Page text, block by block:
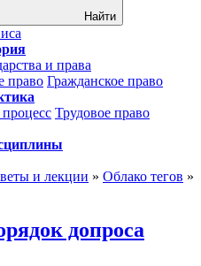
Найти
и права
право Гражданское право
Трудовое право
и лекции » Облако тегов »
допроса